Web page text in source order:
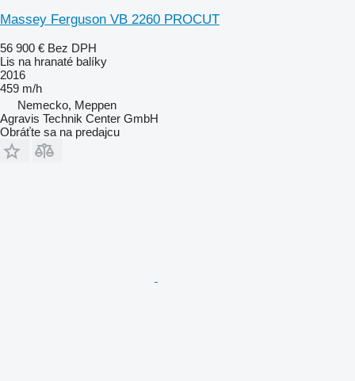
Massey Ferguson VB 2260 PROCUT
56 900 € Bez DPH
Lis na hranaté balíky
2016
459 m/h
Nemecko, Meppen
Agravis Technik Center GmbH
Obráťte sa na predajcu